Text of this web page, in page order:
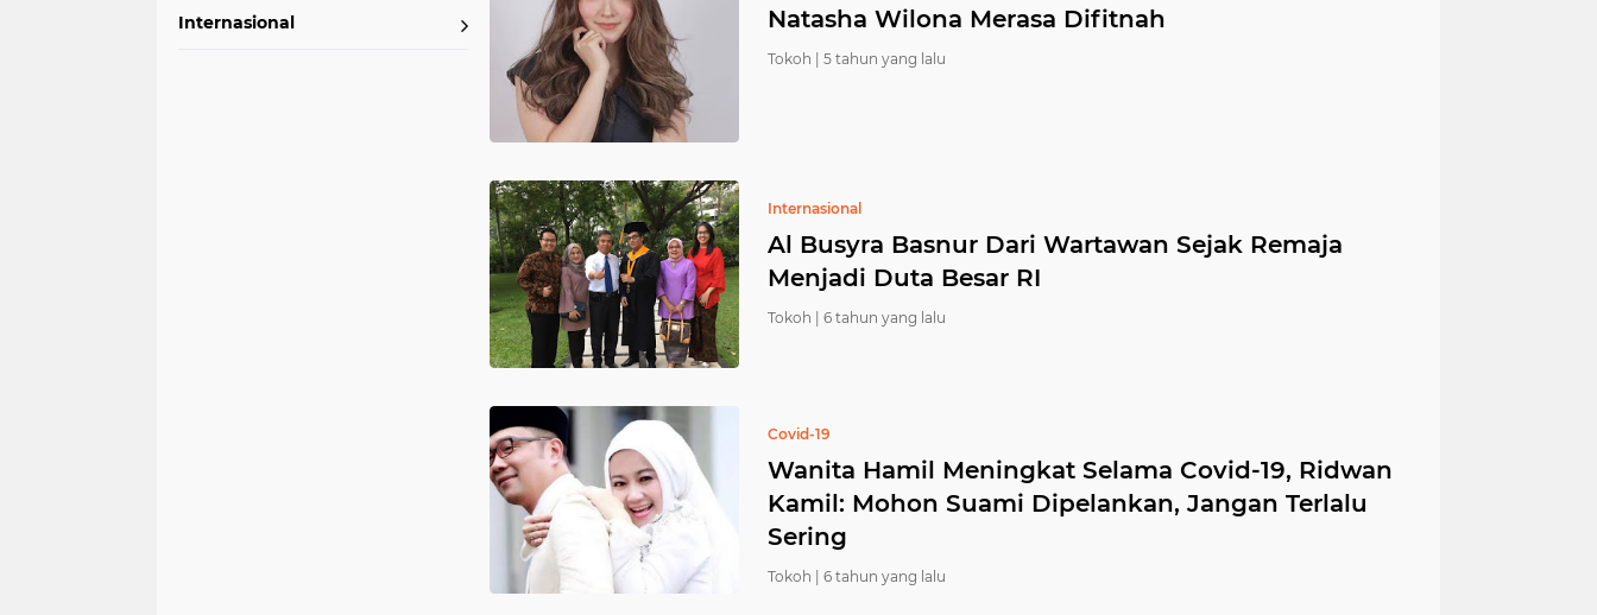
Internasional Natasha Wilona Merasa Difitnah
Tokoh | 5 tahun yang lalu
Internasional
Al Busyra Basnur Dari Wartawan Sejak Remaja
Menjadi Duta Besar RI
Tokoh | 6 tahun yang lalu
Covid-19
Wanita Hamil Meningkat Selama Covid-19, Ridwan
Kamil: Mohon Suami Dipelankan, Jangan Terlalu
Sering
Tokoh | 6 tahun yang lalu